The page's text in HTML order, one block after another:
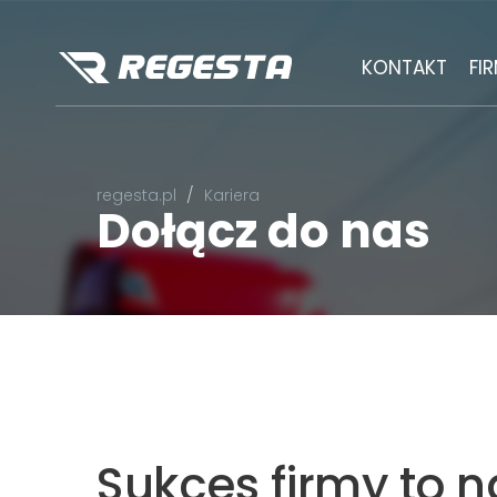
KONTAKT
regesta.pl Kariera
Dołącz do nas